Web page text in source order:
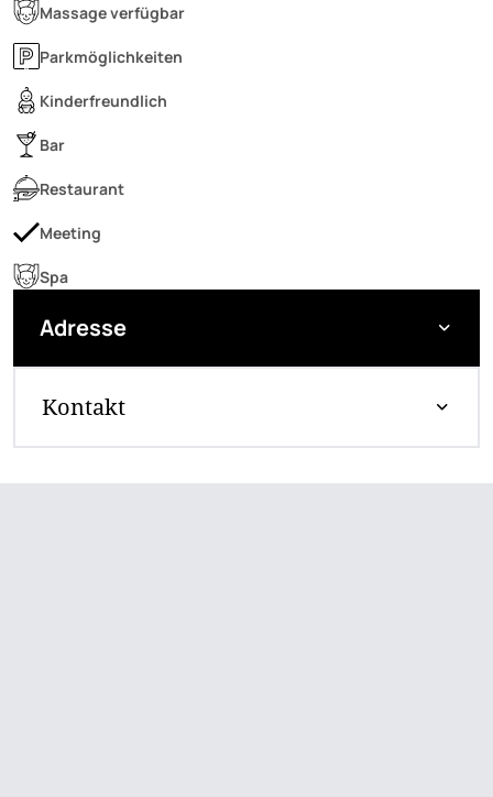
Massage verfügbar
Parkmöglichkeiten
Kinderfreundlich
Bar
Restaurant
Meeting
Spa
Adresse
Kontakt